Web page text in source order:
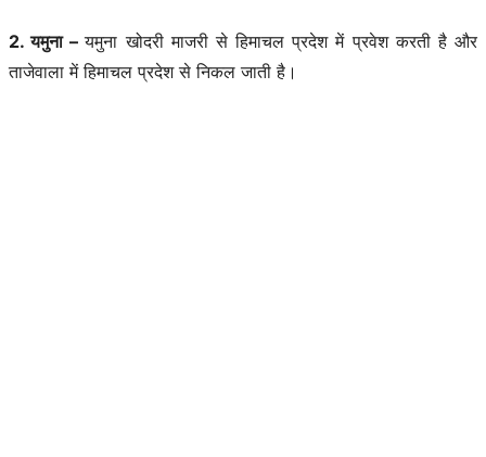
2. यमुना –यमुना खोदरी माजरी से हिमाचल प्रदेश में प्रवेश करती है और
ताजेवाला में हिमाचल प्रदेश से निकल जाती है।